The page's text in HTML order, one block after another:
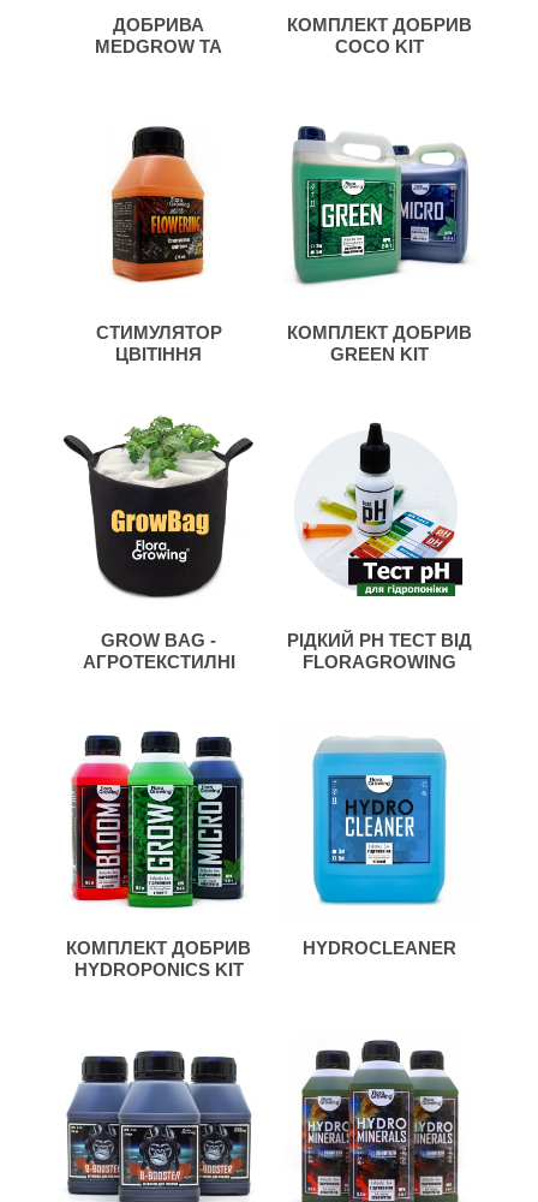
ДОБРИВА
MEDGROW ТА
КОМПЛЕКТ ДОБРИВ
COCO KIT
СТИМУЛЯТОР
ЦВІТІННЯ
КОМПЛЕКТ ДОБРИВ
GREEN KIT
GROW BAG -
АГРОТЕКСТИЛНІ
РІДКИЙ PH ТЕСТ ВІД
FLORAGROWING
КОМПЛЕКТ ДОБРИВ
HYDROPONICS KIT
HYDROCLEANER